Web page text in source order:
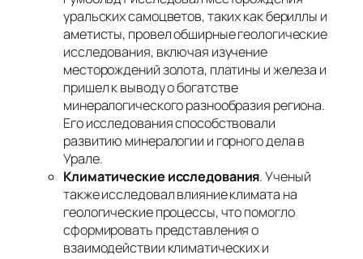
уральских самоцветов, таких как бериллы и
аметисты, провел обширные геологические
исследования, включая изучение
месторождений золота, платины и железа и
пришел к выводу о богатстве
минералогического разнообразия региона.
Его исследования способствовали
развитию минералогии и горного дела в
Урале.
Климатические исследования. Ученый
также исследовал влияние климата на
геологические процессы, что помогло
сформировать представления о
взаимодействии климатических и